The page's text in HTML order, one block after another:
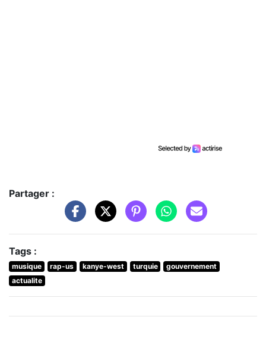
Partager :
Tags :
musique rap-us kanye-west turquie
gouvernement
actualite